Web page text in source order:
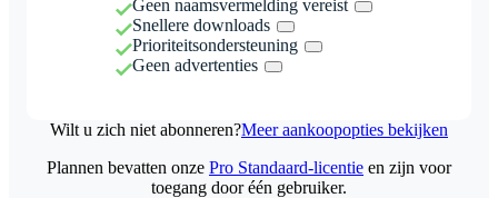
Geen naamsvermelding vereist
Snellere downloads
Prioriteitsondersteuning
Geen advertenties
Wilt u zich niet abonneren?Meer aankoopopties bekijken
Plannen bevatten onze Pro Standaard-licentie en zijn voor
toegang door één gebruiker.